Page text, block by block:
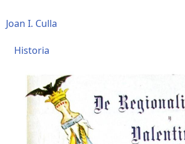
Joan I. Culla
Historia